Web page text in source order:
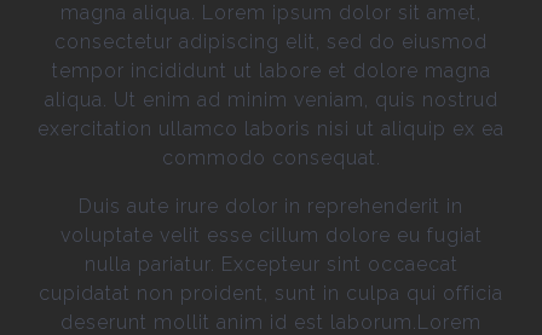
magna aliqua. Lorem ipsum dolor sit amet,
consectetur adipiscing elit, sed do eiusmod
tempor incididunt ut labore et dolore magna
aliqua. Ut enim ad minim veniam, quis nostrud
exercitation ullamco laboris nisi ut aliquip ex ea
commodo consequat.
Duis aute irure dolor in reprehenderit in
voluptate velit esse cillum dolore eu fugiat
nulla pariatur. Excepteur sint occaecat
cupidatat non proident, sunt in culpa qui officia
deserunt mollit anim id est laborum.Lorem